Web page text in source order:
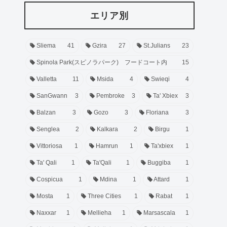
エリア別
Sliema 41 Gzira 27 St.Julians 23
Spinola Park(スピノラパーク) フードコート内 15
Valletta 11 Msida 4 Swieqi 4
SanGwann 3 Pembroke 3 Ta' Xbiex 3
Balzan 3 Gozo 3 Floriana 3
Senglea 2 Kalkara 2 Birgu 1
Vittoriosa 1 Hamrun 1 Ta'xbiex 1
Ta' Qali 1 Ta'Qali 1 Buggiba 1
Cospicua 1 Mdina 1 Attard 1
Mosta 1 Three Cities 1 Rabat 1
Naxxar 1 Mellieha 1 Marsascala 1